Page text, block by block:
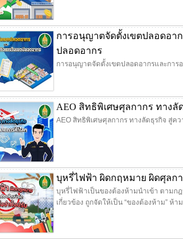
การอนุญาตจัดตั้งเขตปลอดอา
ปลอดอากร
การอนุญาตจัดตั้งเขตปลอดอากรและกา
AEO สิทธิพิเศษศุลกากร ทางลั
AEO สิทธิพิเศษศุลกากร ทางลัดธุรกิจ สู่ค
บุหรี่ไฟฟ้า ผิดกฤหมาย ผิดศุลก
บุหรี่ไฟฟ้าเป็นของต้องห้ามนำเข้า ตาม
เกี่ยวข้อง ถูกจัดให้เป็น “ของต้องห้าม” ห้